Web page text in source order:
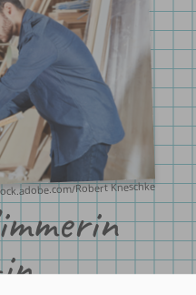
Robert Kneschke